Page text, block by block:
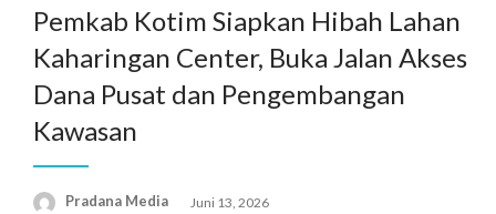
Pemkab Kotim Siapkan Hibah Lahan
Kaharingan Center, Buka Jalan Akses
Dana Pusat dan Pengembangan
Kawasan
Pradana Media Juni 13, 2026